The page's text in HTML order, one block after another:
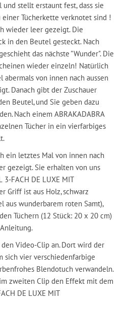
und stellt erstaunt fest, dass sie
einer Tücherkette verknotet sind !
wieder leer gezeigt. Die
in den Beutel gesteckt. Nach
das nächste "Wunder". Die
wieder einzeln! Natürlich
abermals von innen nach aussen
Danach gibt der Zuschauer
Beutel, und Sie geben dazu
Nach einem ABRAKADABRA
Tücher in ein vierfarbiges
ein letztes Mal von innen nach
gezeigt. Sie erhalten von uns
3-FACH DE LUXE MIT
Griff ist aus Holz, schwarz
wunderbarem roten Samt),
Tüchern (12 Stück: 20 x 20 cm)
Video-Clip an. Dort wird der
sich vier verschiedenfarbige
Blendotuch verwandeln.
zweiten Clip den Effekt mit dem
DE LUXE MIT